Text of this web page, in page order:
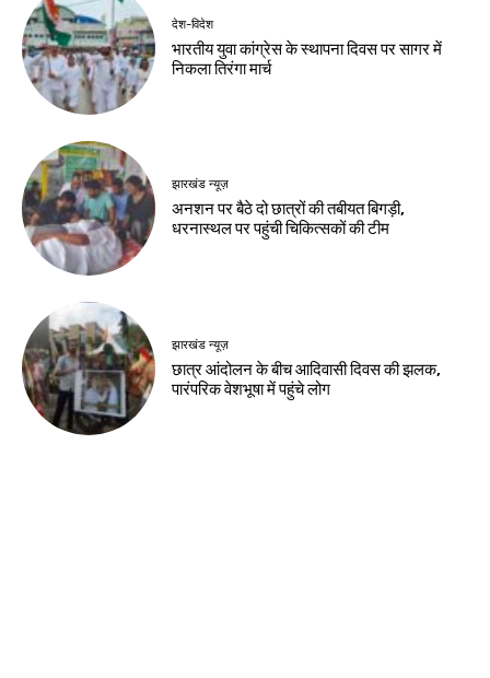
झारखंड न्यूज़
झारखंड आदिवासी
महोत्सव 2026 के लिए
मोरहाबादी मैदान तैयार
Birsa Bhumi Live
August 8, 2026
नवीनतम लेख
निशुल्क उपचार